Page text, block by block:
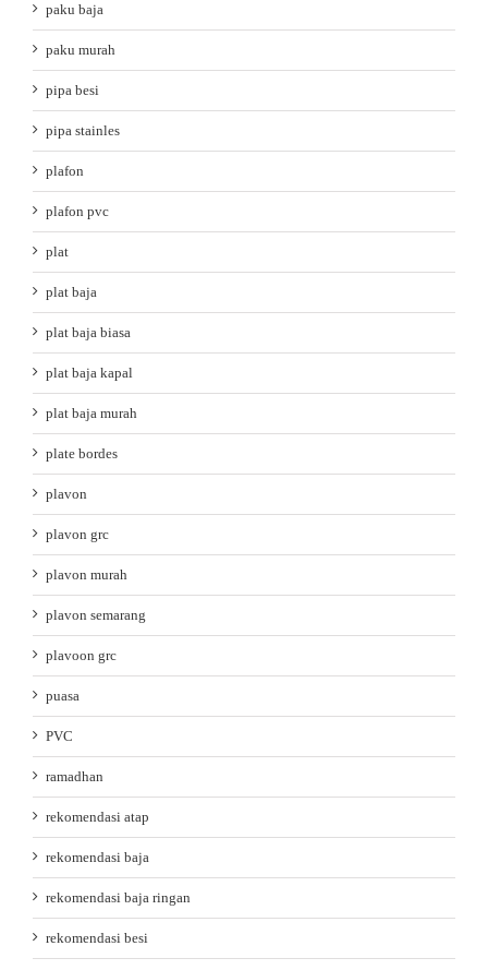
paku baja
paku murah
pipa besi
pipa stainles
plafon
plafon pvc
plat
plat baja
plat baja biasa
plat baja kapal
plat baja murah
plate bordes
plavon
plavon grc
plavon murah
plavon semarang
plavoon grc
puasa
PVC
ramadhan
rekomendasi atap
rekomendasi baja
rekomendasi baja ringan
rekomendasi besi